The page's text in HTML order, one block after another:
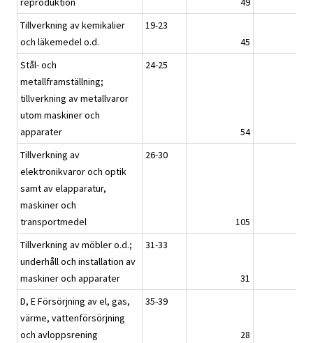
Tillverkning av kemikalier
och läkemedel o.d.
19-23
45
Stål- och
metallframställning;
tillverkning av metallvaror
utom maskiner och
apparater
24-25
54
Tillverkning av
elektronikvaror och optik
samt av elapparatur,
maskiner och
transportmedel
26-30
105
Tillverkning av möbler o.d.;
underhåll och installation av
maskiner och apparater
31-33
31
D, E Försörjning av el, gas,
värme, vattenförsörjning
och avloppsrening
35-39
28